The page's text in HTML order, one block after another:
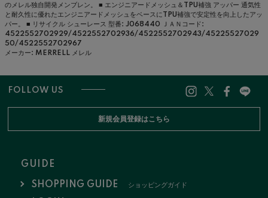
のメレル独自開発メンブレン。 ■ エンジニアードメッシュ＆TPU補強 アッパー 通気性
と耐久性に優れたエンジニアードメッシュをベースにTPU補強で安定性を向上したアッ
パー。 ■ リサイクル シューレース 型番: J068440 ＪＡＮコード:
4522552702929/4522552702936/4522552702943/45225527029
50/4522552702967
メーカー: MERRELL メレル
FOLLOW US
新規会員登録はこちら
GUIDE
SHOPPING GUIDE ショッピングガイド